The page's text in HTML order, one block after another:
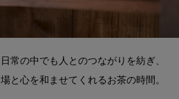
日常の中でも人とのつながりを紡ぎ、
場と心を和ませてくれるお茶の時間。